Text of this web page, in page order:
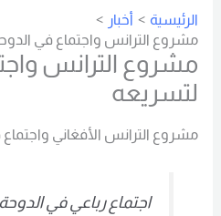
الرئيسية
أخبار
مشروع الترانس واجتماع في
مشروع الترانس
لتسريعه
مشروع الترانس الأفغاني
اجتماع رباعي في